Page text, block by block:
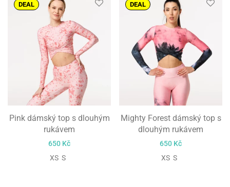
DEAL
Pink dámský top s dlouhým
rukávem
650 Kč
XS S
DEAL
Mighty Forest dámský top s
dlouhým rukávem
650 Kč
XS S